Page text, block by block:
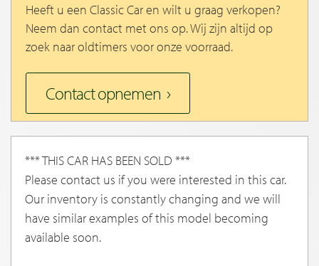
Heeft u een Classic Car en wilt u graag verkopen?
Neem dan contact met ons op. Wij zijn altijd op
zoek naar oldtimers voor onze voorraad.
Contact opnemen
*** THIS CAR HAS BEEN SOLD ***
Please contact us if you were interested in this car.
Our inventory is constantly changing and we will
have similar examples of this model becoming
available soon.